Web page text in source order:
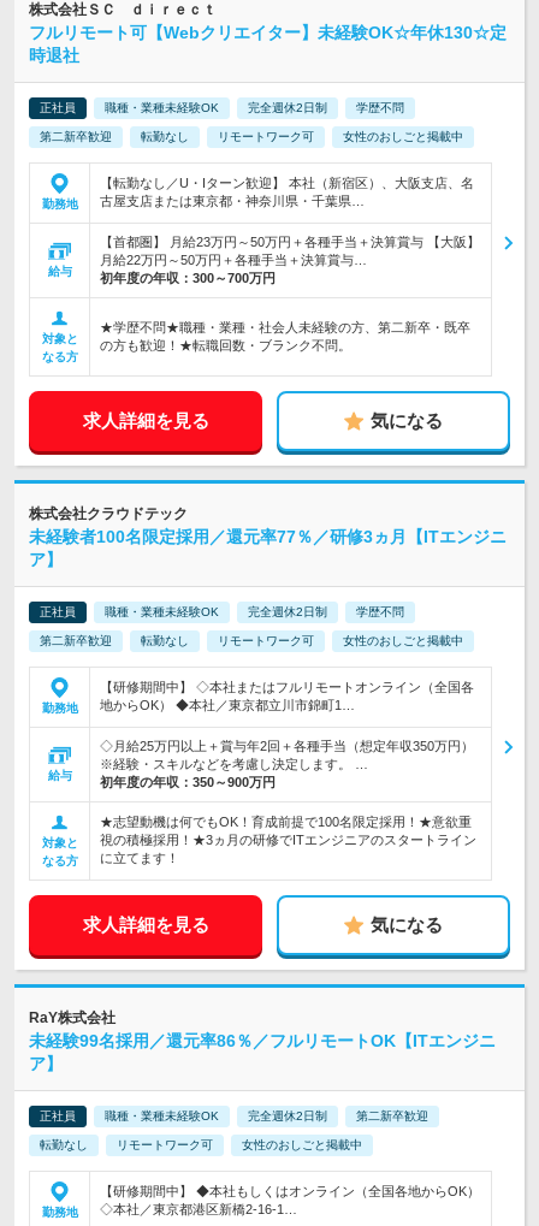
株式会社ＳＣ ｄｉｒｅｃｔ
フルリモート可【Webクリエイター】未経験OK☆年休130☆定
時退社
正社員 職種・業種未経験OK 完全週休2日制 学歴不問
第二新卒歓迎 転勤なし リモートワーク可 女性のおしごと掲載中
勤務地
【転勤なし／U・Iターン歓迎】 本社（新宿区）、大阪支店、名
古屋支店または東京都・神奈川県・千葉県…
給与
【首都圏】 月給23万円～50万円＋各種手当＋決算賞与 【大阪】
月給22万円～50万円＋各種手当＋決算賞与…
初年度の年収： 300～700万円
対象と
なる方
★学歴不問★職種・業種・社会人未経験の方、第二新卒・既卒
の方も歓迎！★転職回数・ブランク不問。
求人詳細を見る 気になる
株式会社クラウドテック
未経験者100名限定採用／還元率77％／研修3ヵ月【ITエンジニ
ア】
正社員 職種・業種未経験OK 完全週休2日制 学歴不問
第二新卒歓迎 転勤なし リモートワーク可 女性のおしごと掲載中
勤務地
【研修期間中】 ◇本社またはフルリモートオンライン（全国各
地からOK） ◆本社／東京都立川市錦町1…
給与
◇月給25万円以上＋賞与年2回＋各種手当（想定年収350万円）
※経験・スキルなどを考慮し決定します。 …
初年度の年収： 350～900万円
対象と
なる方
★志望動機は何でもOK！育成前提で100名限定採用！★意欲重
視の積極採用！★3ヵ月の研修でITエンジニアのスタートライン
に立てます！
求人詳細を見る 気になる
RaY株式会社
未経験99名採用／還元率86％／フルリモートOK【ITエンジニ
ア】
正社員 職種・業種未経験OK 完全週休2日制 第二新卒歓迎
転勤なし リモートワーク可 女性のおしごと掲載中
勤務地
【研修期間中】 ◆本社もしくはオンライン（全国各地からOK）
◇本社／東京都港区新橋2-16-1…